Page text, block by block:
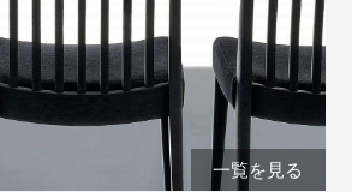
一覧を見る